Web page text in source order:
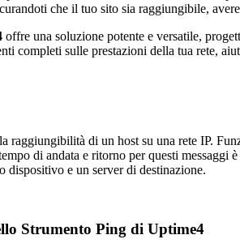
che il tuo sito sia raggiungibile,
offre una soluzione potente e versatile,
completi sulle prestazioni della tua rete,
raggiungibilità di un host su una rete IP.
di andata e ritorno per questi messaggi
dispositivo e un server di destinazione.
Strumento Ping di Uptime4